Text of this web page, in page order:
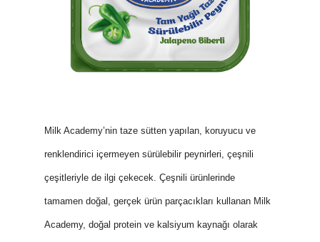
Milk Academy’nin taze sütten yapılan, koruyucu ve
renklendirici içermeyen sürülebilir peynirleri, çeşnili
çeşitleriyle de ilgi çekecek. Çeşnili ürünlerinde
tamamen doğal, gerçek ürün parçacıkları kullanan Milk
Academy, doğal protein ve kalsiyum kaynağı olarak